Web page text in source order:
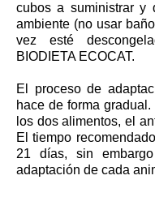
cubos a suministrar y
ambiente (no usar
vez esté
BIODIETA ECOCAT.
El proceso de
hace de forma
los dos alimentos, el
El tiempo
21 días, sin
adaptación de cada